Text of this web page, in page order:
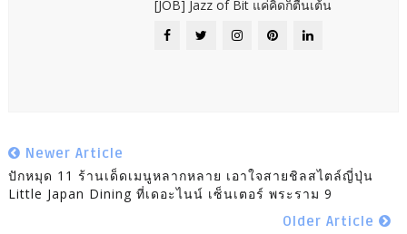
[JOB] Jazz of Bit แค่คิดก็ตื่นเต้น
Newer Article
ปักหมุด 11 ร้านเด็ดเมนูหลากหลาย เอาใจสายชิลสไตล์ญี่ปุ่น
Little Japan Dining ที่เดอะไนน์ เซ็นเตอร์ พระราม 9
Older Article